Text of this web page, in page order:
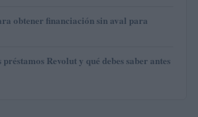
obtener financiación sin aval para
Revolut y qué debes saber antes